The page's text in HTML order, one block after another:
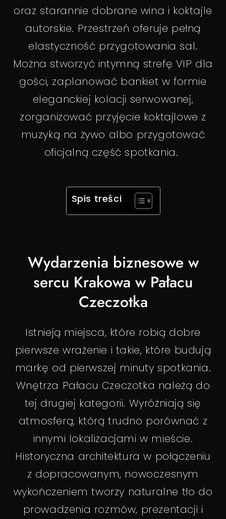
oraz starannie dobrane wina i koktajle
autorskie. Przestrzeń oferuje pełną
elastyczność przygotowania sal.
Można stworzyć intymną strefę VIP dla
gości, zaplanować bankiet w formie
eleganckiej kolacji serwowanej,
zorganizować przyjęcie koktajlowe z
muzyką na żywo albo przygotować
oficjalną część spotkania.
Spis treści
Wydarzenia biznesowe w
sercu Krakowa w Pałacu
Czeczotka
Istnieją miejsca, które robią dobre
pierwsze wrażenie i takie, które budują
markę od pierwszej minuty spotkania.
Wnętrza Pałacu Czeczotka należą do
tej drugiej kategorii. Wyróżniają się
atmosferą, którą trudno porównać z
innymi lokalizacjami w mieście.
Historyczna architektura w połączeniu
z dopracowanym, nowoczesnym
wykończeniem tworzy naturalne tło do
prowadzenia rozmów, prezentacji i